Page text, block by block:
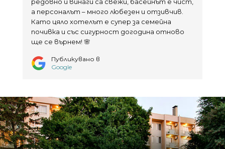
а персоналът – много любезен и отзивчив.
Като цяло хотелът е супер за семейна
почивка и със сигурност догодина отново
ще се върнем! 🌸
Публикувано в
Google